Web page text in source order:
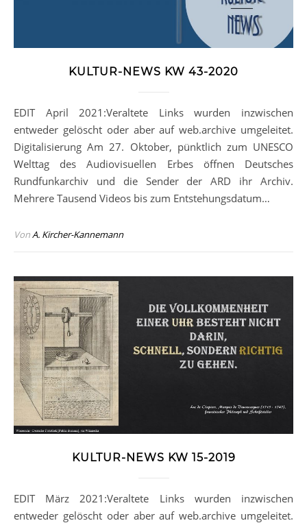
KULTUR-NEWS KW 43-2020
EDIT April 2021:Veraltete Links wurden inzwischen
entweder gelöscht oder aber auf web.archive umgeleitet.
Digitalisierung Am 27. Oktober, pünktlich zum UNESCO
Welttag des Audiovisuellen Erbes öffnen Deutsches
Rundfunkarchiv und die Sender der ARD ihr Archiv.
Mehrere Tausend Videos bis zum Entstehungsdatum…
VonA. Kircher-Kannemann
KULTUR-NEWS KW 15-2019
EDIT März 2021:Veraltete Links wurden inzwischen
entweder gelöscht oder aber auf web.archive umgeleitet.